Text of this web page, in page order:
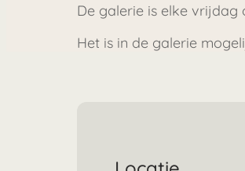
De galerie is elke vrijdag
Het is in de galerie